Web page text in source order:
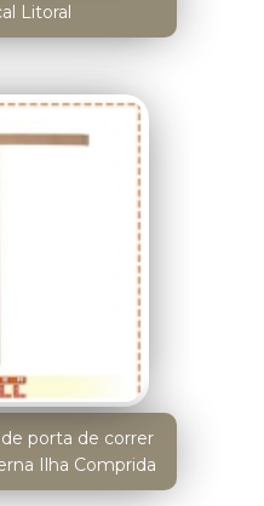
Litoral
porta de correr
Ilha Comprida